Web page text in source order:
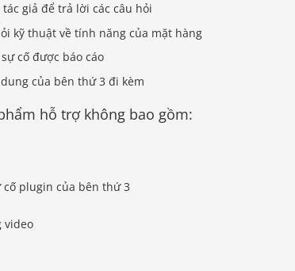
tác giả để trả lời các câu hỏi
kỹ thuật về tính năng của mặt hàng
cố được báo cáo
của bên thứ 3 đi kèm
hỗ trợ không bao gồm:
cố plugin của bên thứ 3